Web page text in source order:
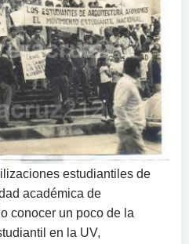
estudiantiles de
académica de
conocer un poco de la
en la UV,